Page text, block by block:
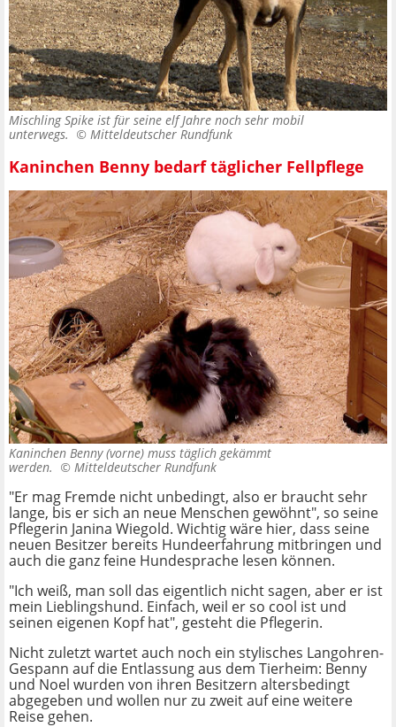
Mischling Spike ist für seine elf Jahre noch sehr mobil
unterwegs. © Mitteldeutscher Rundfunk
Kaninchen Benny bedarf täglicher Fellpflege
Kaninchen Benny (vorne) muss täglich gekämmt
werden. © Mitteldeutscher Rundfunk
"Er mag Fremde nicht unbedingt, also er braucht sehr
lange, bis er sich an neue Menschen gewöhnt", so seine
Pflegerin Janina Wiegold. Wichtig wäre hier, dass seine
neuen Besitzer bereits Hundeerfahrung mitbringen und
auch die ganz feine Hundesprache lesen können.
"Ich weiß, man soll das eigentlich nicht sagen, aber er ist
mein Lieblingshund. Einfach, weil er so cool ist und
seinen eigenen Kopf hat", gesteht die Pflegerin.
Nicht zuletzt wartet auch noch ein stylisches Langohren-
Gespann auf die Entlassung aus dem Tierheim: Benny
und Noel wurden von ihren Besitzern altersbedingt
abgegeben und wollen nur zu zweit auf eine weitere
Reise gehen.